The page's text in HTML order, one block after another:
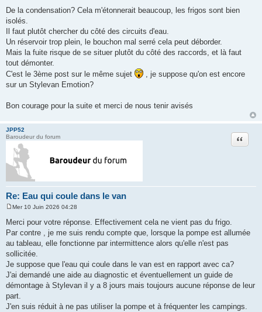
g
e
De la condensation? Cela m'étonnerait beaucoup, les frigos sont bien
isolés.
Il faut plutôt chercher du côté des circuits d'eau.
Un réservoir trop plein, le bouchon mal serré cela peut déborder.
Mais la fuite risque de se situer plutôt du côté des raccords, et là faut
tout démonter.
C'est le 3ème post sur le même sujet
, je suppose qu'on est encore
sur un Stylevan Emotion?
Bon courage pour la suite et merci de nous tenir avisés
JPP52
Baroudeur du forum
Re: Eau qui coule dans le van
Citation
s
s
g
e
Mer 10 Juin 2026 04:28
Merci pour votre réponse. Effectivement cela ne vient pas du frigo.
Par contre , je me suis rendu compte que, lorsque la pompe est allumée
au tableau, elle fonctionne par intermittence alors qu'elle n'est pas
sollicitée.
Je suppose que l'eau qui coule dans le van est en rapport avec ca?
J'ai demandé une aide au diagnostic et éventuellement un guide de
démontage à Stylevan il y a 8 jours mais toujours aucune réponse de leur
part.
J'en suis réduit à ne pas utiliser la pompe et à fréquenter les campings.